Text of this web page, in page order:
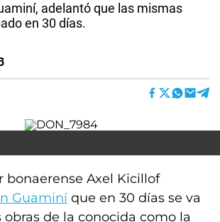
adelantó que las mismas
en 30 días.
bonaerense Axel Kicillof
Guaminí que en 30 días se va
obras de la conocida como la